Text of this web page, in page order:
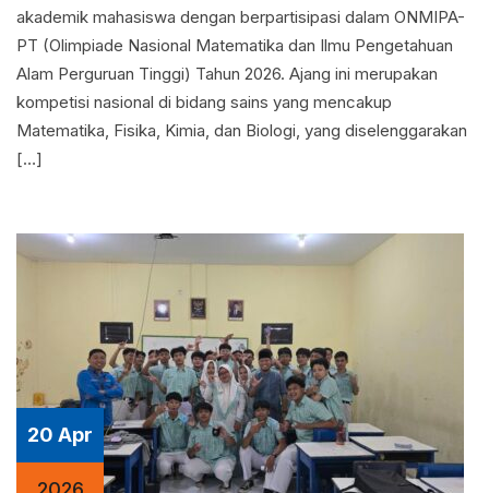
akademik mahasiswa dengan berpartisipasi dalam ONMIPA-
PT (Olimpiade Nasional Matematika dan Ilmu Pengetahuan
Alam Perguruan Tinggi) Tahun 2026. Ajang ini merupakan
kompetisi nasional di bidang sains yang mencakup
Matematika, Fisika, Kimia, dan Biologi, yang diselenggarakan
[…]
20 Apr